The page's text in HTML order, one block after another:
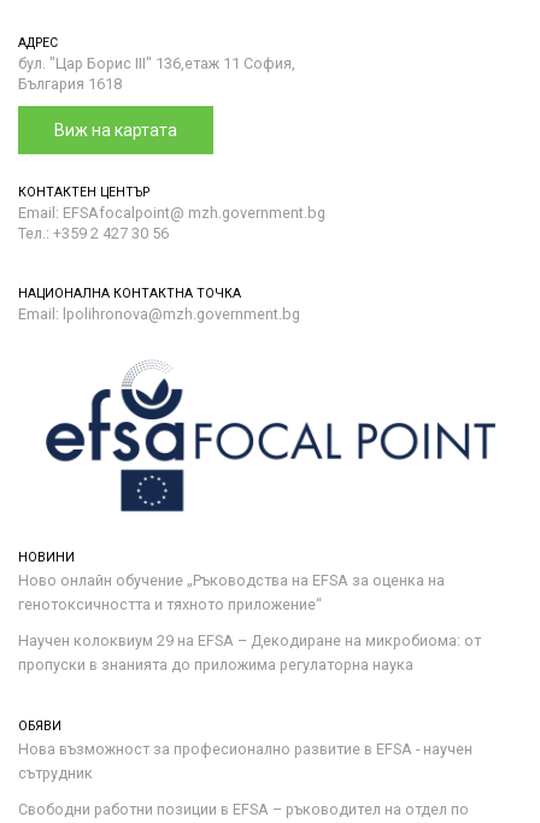
АДРЕС
бул. "Цар Борис III" 136,етаж 11 София,
България 1618
Виж на картата
КОНТАКТЕН ЦЕНТЪР
Email: EFSAfocalpoint@ mzh.government.bg
Тел.: +359 2 427 30 56
НАЦИОНАЛНА КОНТАКТНА ТОЧКА
Email: lpolihronova@mzh.government.bg
НОВИНИ
Ново онлайн обучение „Ръководства на ЕFSA за оценка на
генотоксичността и тяхното приложение“
Научен колоквиум 29 на EFSA – Декодиране на микробиома: от
пропуски в знанията до приложима регулаторна наука
ОБЯВИ
Нова възможност за професионално развитие в EFSA - научен
сътрудник
Свободни работни позиции в EFSA – ръководител на отдел по